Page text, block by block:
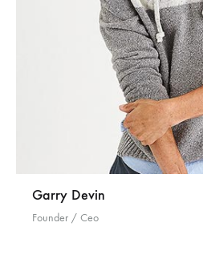
Garry Devin
Founder / Ceo